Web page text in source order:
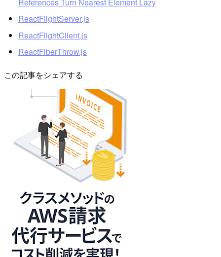
ReactFlightServer.js
ReactFlightClient.js
ReactFiberThrow.js
この記事をシェアする